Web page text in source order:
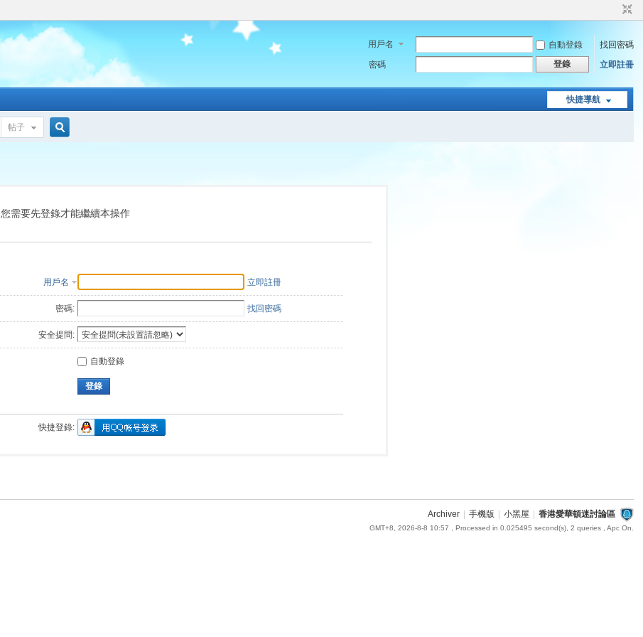
用戶名 自動登錄
找回密碼
密碼
登錄 立即註冊
快捷導航
帖子
索
您需要先登錄才能繼續本操作
用戶名 立即註冊
密碼: 找回密碼
安全提問:
自動登錄
登錄
快捷登錄:
Archiver 手機版 小黑屋 香港愛華頓迷討論區
GMT+8, 2026-8-8 10:57 , Processed in 0.025495 second(s), 2 queries , Apc On.